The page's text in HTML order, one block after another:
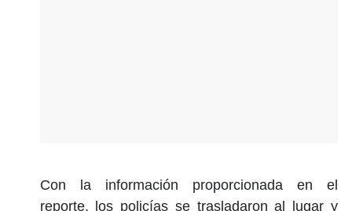
Con la información proporcionada en el
reporte, los policías se trasladaron al lugar y